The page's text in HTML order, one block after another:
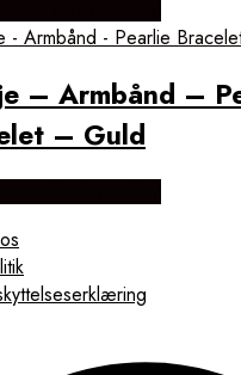
– Armbånd –
– Guld